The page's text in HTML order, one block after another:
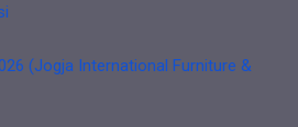
(Jogja International Furniture &